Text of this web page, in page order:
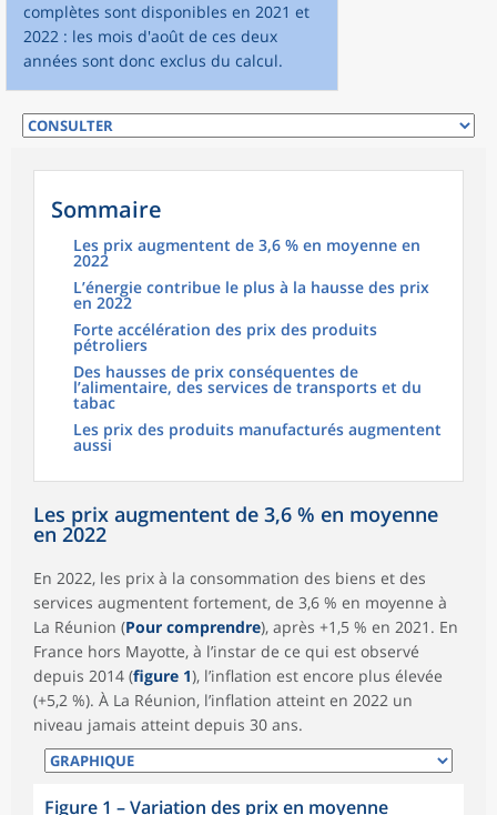
complètes sont disponibles en 2021 et
2022 : les mois d'août de ces deux
années sont donc exclus du calcul.
Sommaire
Les prix augmentent de 3,6 % en moyenne en
2022
L’énergie contribue le plus à la hausse des prix
en 2022
Forte accélération des prix des produits
pétroliers
Des hausses de prix conséquentes de
l’alimentaire, des services de transports et du
tabac
Les prix des produits manufacturés augmentent
aussi
Les prix augmentent de 3,6 % en moyenne
en 2022
En 2022, les prix à la consommation des biens et des
services augmentent fortement, de 3,6 % en moyenne à
La Réunion (Pour comprendre), après +1,5 % en 2021. En
France hors Mayotte, à l’instar de ce qui est observé
depuis 2014 (figure 1), l’inflation est encore plus élevée
(+5,2 %). À La Réunion, l’inflation atteint en 2022 un
niveau jamais atteint depuis 30 ans.
Figure 1 –Variation des prix en moyenne